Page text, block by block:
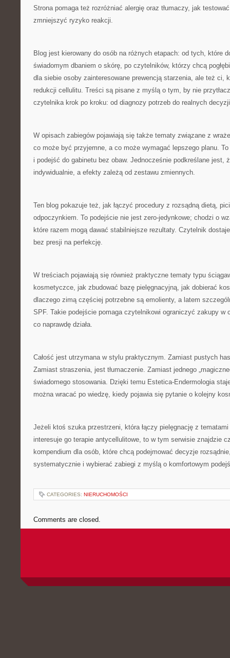
Strona pomaga też rozróżniać alergię oraz tłumaczy, jak
zmniejszyć ryzyko reakcji.
Blog jest kierowany do osób na różnych etapach: od tych, które
świadomym dbaniem o skórę, po czytelników, którzy chcą
dla siebie osoby zainteresowane prewencją starzenia, ale też ci,
redukcji cellulitu. Treści są pisane z myślą o tym, by nie
czytelnika krok po kroku: od diagnozy potrzeb do realnych
W opisach zabiegów pojawiają się także tematy związane z
co może być przyjemne, a co może wymagać lepszego planu.
i podejść do gabinetu bez obaw. Jednocześnie podkreślane jest,
indywidualnie, a efekty zależą od zestawu zmiennych.
Ten blog pokazuje też, jak łączyć procedury z rozsądną dietą,
odpoczynkiem. To podejście nie jest zero-jedynkowe; chodzi o
które razem mogą dawać stabilniejsze rezultaty. Czytelnik
bez presji na perfekcję.
W treściach pojawiają się również praktyczne tematy typu
kosmetyczce, jak zbudować bazę pielęgnacyjną, jak dobierać
dlaczego zimą częściej potrzebne są emolienty, a latem
SPF. Takie podejście pomaga czytelnikowi ograniczyć zakupy w
co naprawdę działa.
Całość jest utrzymana w stylu praktycznym. Zamiast pustych
Zamiast straszenia, jest tłumaczenie. Zamiast jednego
świadomego stosowania. Dzięki temu Estetica-Endermologia
można wracać po wiedzę, kiedy pojawia się pytanie o kolejny
Jeżeli ktoś szuka przestrzeni, która łączy pielęgnację z
interesuje go terapie antycellulitowe, to w tym serwisie znajdzie
kompendium dla osób, które chcą podejmować decyzje
systematycznie i wybierać zabiegi z myślą o komfortowym
CATEGORIES: NIERUCHOMOŚCI
Comments are closed.